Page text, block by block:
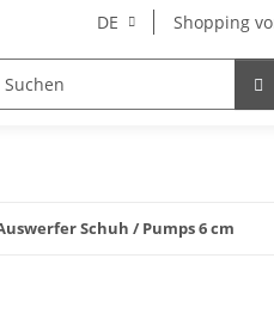
DE Shopping
Hersteller
Schuh / Pumps 6 cm